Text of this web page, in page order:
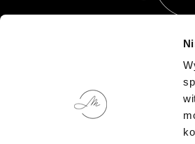
STYLOWE NAKRYCIA